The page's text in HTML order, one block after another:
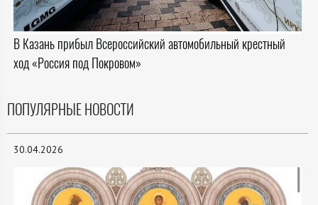
В Казань прибыл Всероссийский автомобильный крестный
ход «Россия под Покровом»
ПОПУЛЯРНЫЕ НОВОСТИ
30.04.2026